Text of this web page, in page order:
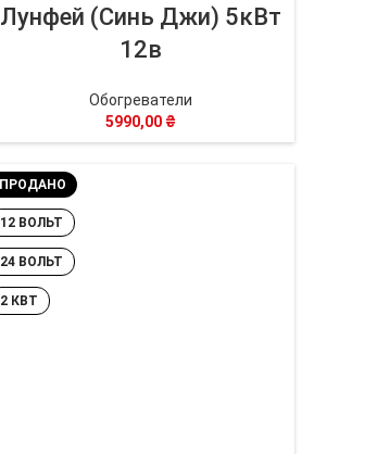
Лунфей (Синь Джи) 5кВт
12в
Обогреватели
5990,00 ₴
ПРОДАНО
12 ВОЛЬТ
24 ВОЛЬТ
2 КВТ